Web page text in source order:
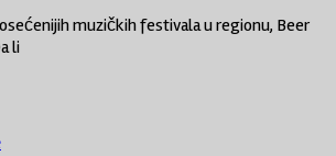
muzičkih festivala u regionu, Beer
li